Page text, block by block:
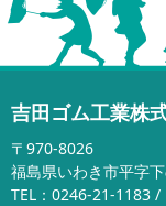
吉田ゴム工業株
〒970-8026
福島県いわき市平字
TEL：0246-21-1183